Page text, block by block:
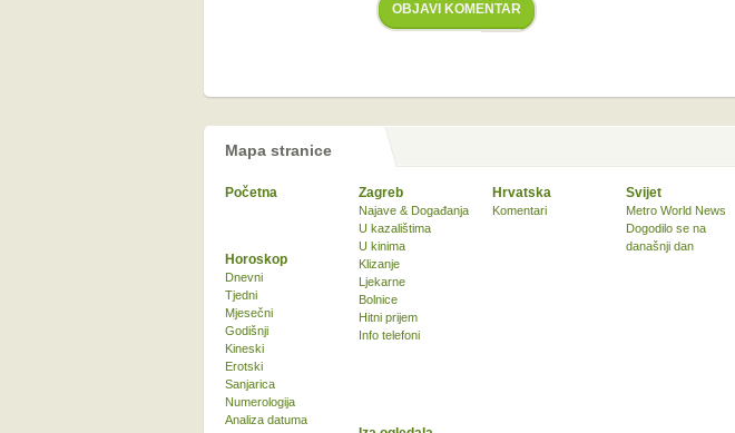
OBJAVI KOMENTAR
Mapa stranice
Početna Zagreb
Najave & Događanja
U kazalištima
U kinima
Klizanje
Ljekarne
Bolnice
Hitni prijem
Info telefoni
Hrvatska
Komentari
Svijet
Metro World News
Dogodilo se na
današnji dan
Horoskop
Dnevni
Tjedni
Mjesečni
Godišnji
Kineski
Erotski
Sanjarica
Numerologija
Analiza datuma